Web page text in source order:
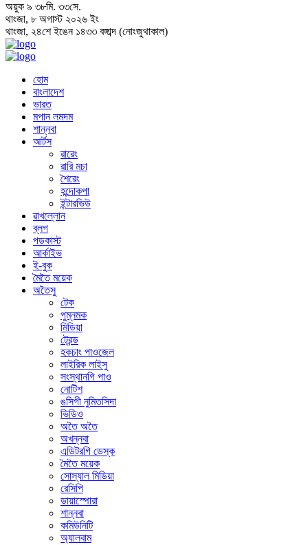
অয়ুক ৯ ৩৮মি. ৩৩সে.
থাংজা, ৮ অগাস্ট ২০২৬ ইং
থাংজা, ২৪শে ইঙেন ১৪৩৩ বঙ্গাব্দ (নোংজুথাকাল)
হোম
বাংলাদেশ
ভারত
মপান লমদম
শান্নবা
আর্টস
ৱারেং
ৱারি মচা
শৈরেং
হন্দোকপা
ইন্টারভিউ
ৱাখল্লোন
ব্লগ
পডকাস্ট
আর্কাইভ
ই-বুক
মৈতৈ ময়েক
অতৈসু
টেক
পুম্নমক
মিডিয়া
ট্রেন্ড
হকচাং পাওজেল
লাইরিক লাইসু
সংস্থানগি পাও
নোটিশ
ঙসিগী নুমিতসিদা
ভিডিও
অতৈ অতৈ
অখন্নবা
এডিটরগি ডেস্ক
মৈতৈ ময়েক
সোস্যাল মিডিয়া
রেসিপি
ডায়াস্পোরা
শান্নবা
কমিউনিটি
অ্যালবাম